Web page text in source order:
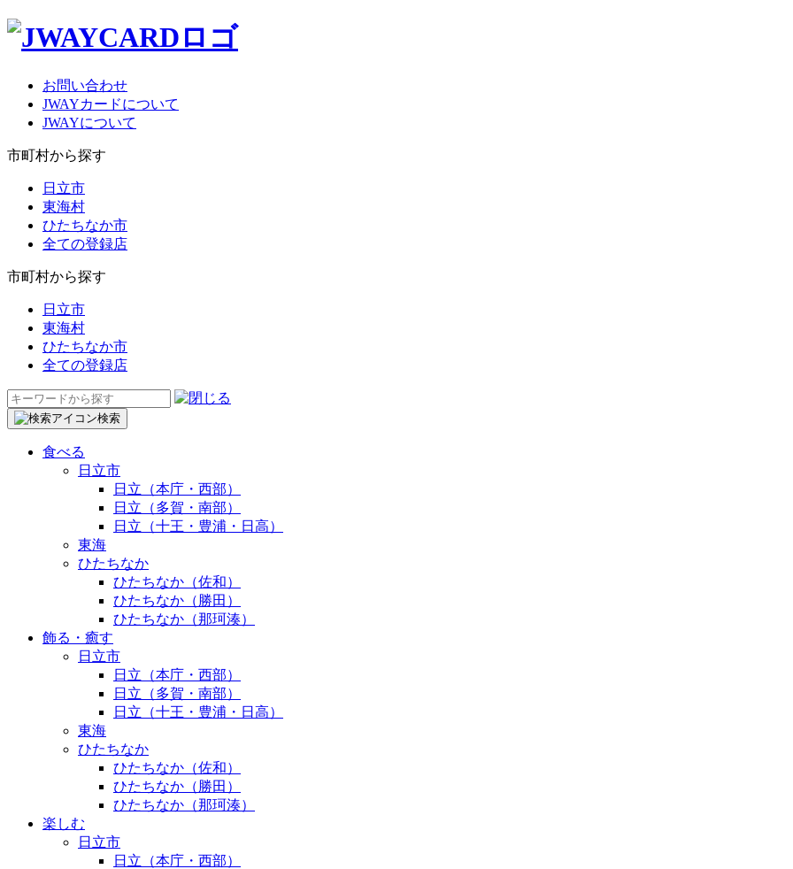
お問い合わせ
JWAYカードについて
JWAYについて
市町村から探す
日立市
東海村
ひたちなか市
全ての登録店
市町村から探す
日立市
東海村
ひたちなか市
全ての登録店
検
索:
検索
食べる
日立市
日立（本庁・西部）
日立（多賀・南部）
日立（十王・豊浦・日高）
東海
ひたちなか
ひたちなか（佐和）
ひたちなか（勝田）
ひたちなか（那珂湊）
飾る・癒す
日立市
日立（本庁・西部）
日立（多賀・南部）
日立（十王・豊浦・日高）
東海
ひたちなか
ひたちなか（佐和）
ひたちなか（勝田）
ひたちなか（那珂湊）
楽しむ
日立市
日立（本庁・西部）